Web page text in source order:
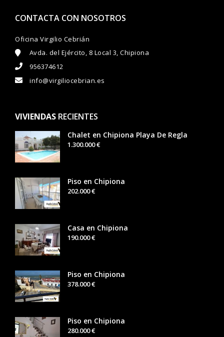
CONTACTA CON NOSOTROS
Oficina Virgilio Cebrián
Avda. del Ejército, 8 Local 3, Chipiona
956374612
info@virgiliocebrian.es
VIVIENDAS RECIENTES
Chalet en Chipiona Playa De Regla
1.300.000 €
Piso en Chipiona
202.000 €
Casa en Chipiona
190.000 €
Piso en Chipiona
378.000 €
Piso en Chipiona
280.000 €